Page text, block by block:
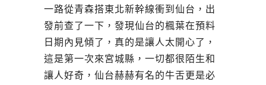
一路從青森搭東北新幹線衝到仙台，出
發前查了一下，發現仙台的楓葉在預料
日期內見傾了，真的是讓人太開心了，
這是第一次來宮城縣，一切都很陌生和
讓人好奇，仙台赫赫有名的牛舌更是必